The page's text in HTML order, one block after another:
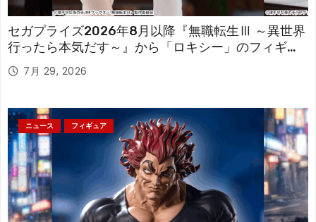
セガプライズ2026年8月以降『無職転生Ⅲ ～異世界
行ったら本気だす～』から「ロキシー」のフィギュ
アが登場！
7月 29, 2026
ニュース フィギュア